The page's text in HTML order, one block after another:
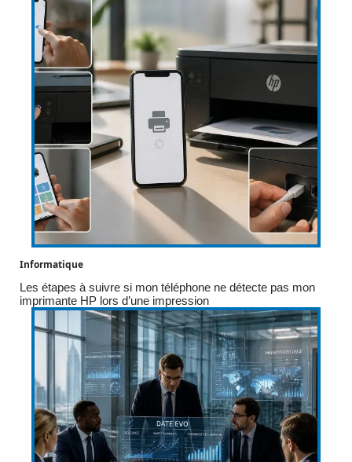
Informatique
Les étapes à suivre si mon téléphone ne détecte pas mon
imprimante HP lors d’une impression